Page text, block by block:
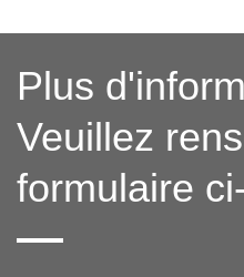
Plus
Veuillez
formulaire